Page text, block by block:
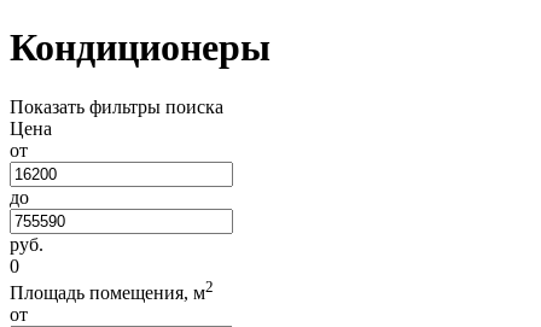
Кондиционеры
Показать фильтры поиска
Цена
от
до
руб.
0
Площадь помещения, м2
от